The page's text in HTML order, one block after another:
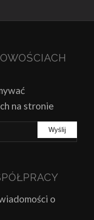
na stronie
o